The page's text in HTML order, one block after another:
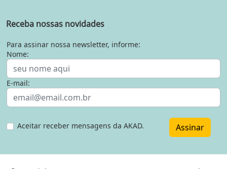
Receba nossas novidades
Para assinar nossa newsletter, informe:
Nome:
E-mail:
Aceitar receber mensagens da AKAD. Assinar